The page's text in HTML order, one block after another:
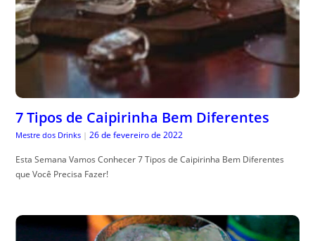
7 Tipos de Caipirinha Bem Diferentes
Mestre dos Drinks | 26 de fevereiro de 2022
Esta Semana Vamos Conhecer 7 Tipos de Caipirinha Bem Diferentes
que Você Precisa Fazer!